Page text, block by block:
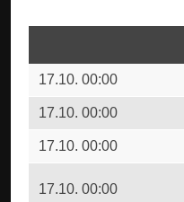
17.10. 00:00
17.10. 00:00
17.10. 00:00
17.10. 00:00